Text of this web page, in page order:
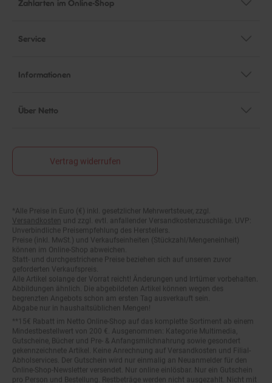
Über Netto
Fußnoten
Versandkosten und zzgl. evtl. anfallender Versandkostenzuschläge. UVP:
Unverbindliche Preisempfehlung des Herstellers.
Preise (inkl. MwSt.) und Verkaufseinheiten (Stückzahl/Mengeneinheit)
können im Online-Shop abweichen.
Statt- und durchgestrichene Preise beziehen sich auf unseren zuvor
geforderten Verkaufspreis.
Alle Artikel solange der Vorrat reicht! Änderungen und Irrtümer vorbehalten.
Abbildungen ähnlich. Die abgebildeten Artikel können wegen des
begrenzten Angebots schon am ersten Tag ausverkauft sein.
Abgabe nur in haushaltsüblichen Mengen!
Mindestbestellwert von 200 €. Ausgenommen: Kategorie Multimedia,
Gutscheine, Bücher und Pre- & Anfangsmilchnahrung sowie gesondert
gekennzeichnete Artikel. Keine Anrechnung auf Versandkosten und Filial-
Abholservices. Der Gutschein wird nur einmalig an Neuanmelder für den
Online-Shop-Newsletter versendet. Nur online einlösbar. Nur ein Gutschein
pro Person und Bestellung. Restbeträge werden nicht ausgezahlt. Nicht mit